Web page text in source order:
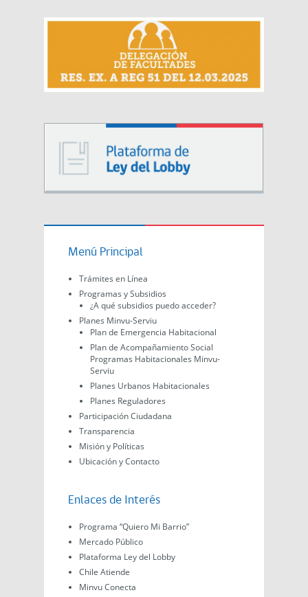
Menú Principal
Trámites en Línea
Programas y Subsidios
¿A qué subsidios puedo acceder?
Planes Minvu-Serviu
Plan de Emergencia Habitacional
Plan de Acompañamiento Social
Programas Habitacionales Minvu-
Serviu
Planes Urbanos Habitacionales
Planes Reguladores
Participación Ciudadana
Transparencia
Misión y Políticas
Ubicación y Contacto
Enlaces de Interés
Programa “Quiero Mi Barrio”
Mercado Público
Plataforma Ley del Lobby
Chile Atiende
Minvu Conecta